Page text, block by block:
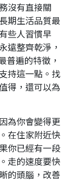
沒有直接關
期生活品質最
些人習慣早
遠整齊乾淨，
普遍的特徵，
持這一點。找
得，還可以為
為你會變得更
在住家附近快
你已經有一段
走的速度要快
的頭腦，改善